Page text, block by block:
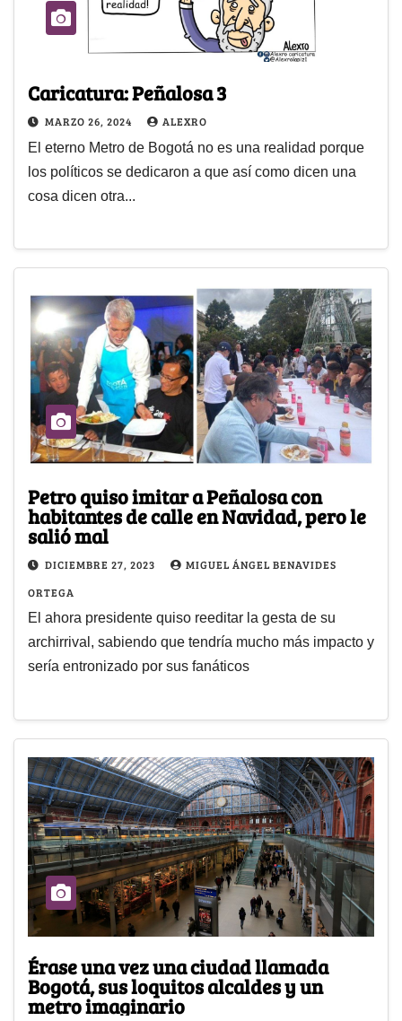
Caricatura: Peñalosa 3
MARZO 26, 2024 ALEXRO
El eterno Metro de Bogotá no es una realidad porque
los políticos se dedicaron a que así como dicen una
cosa dicen otra...
Petro quiso imitar a Peñalosa con
habitantes de calle en Navidad, pero le
salió mal
DICIEMBRE 27, 2023
MIGUEL ÁNGEL BENAVIDES
ORTEGA
El ahora presidente quiso reeditar la gesta de su
archirrival, sabiendo que tendría mucho más impacto y
sería entronizado por sus fanáticos
Érase una vez una ciudad llamada
Bogotá, sus loquitos alcaldes y un
metro imaginario